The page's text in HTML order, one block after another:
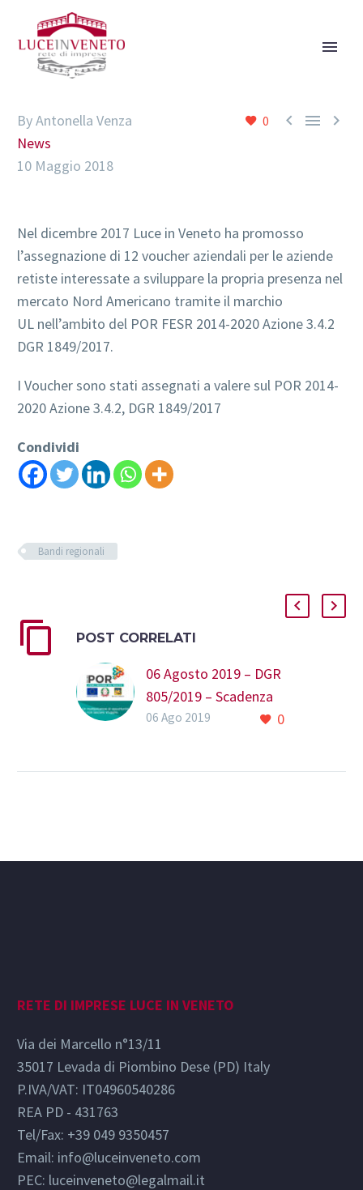
0   
By Antonella Venza
News
10 Maggio 2018
Nel dicembre 2017 Luce in Veneto ha promosso
l’assegnazione di 12 voucher aziendali per le aziende
retiste interessate a sviluppare la propria presenza nel
mercato Nord Americano tramite il marchio
UL nell’ambito del POR FESR 2014-2020 Azione 3.4.2
DGR 1849/2017.
I Voucher sono stati assegnati a valere sul POR 2014-
2020 Azione 3.4.2, DGR 1849/2017
Condividi
Bandi regionali
POST CORRELATI
06 Agosto 2019 – DGR
805/2019 – Scadenza
Bando assunzione
0
06 Ago 2019
RETE DI IMPRESE LUCE IN VENETO
Via dei Marcello n°13/11
35017 Levada di Piombino Dese (PD) Italy
P.IVA/VAT: IT04960540286
REA PD - 431763
Tel/Fax: +39 049 9350457
Email: info@luceinveneto.com
PEC: luceinveneto@legalmail.it